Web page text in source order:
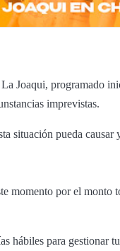
Joaqui, programado
imprevistas.
situación pueda causar
momento por el
hábiles para gestionar